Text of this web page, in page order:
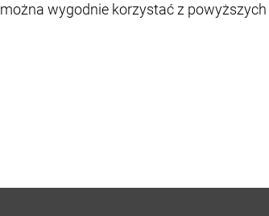
można wygodnie korzystać z